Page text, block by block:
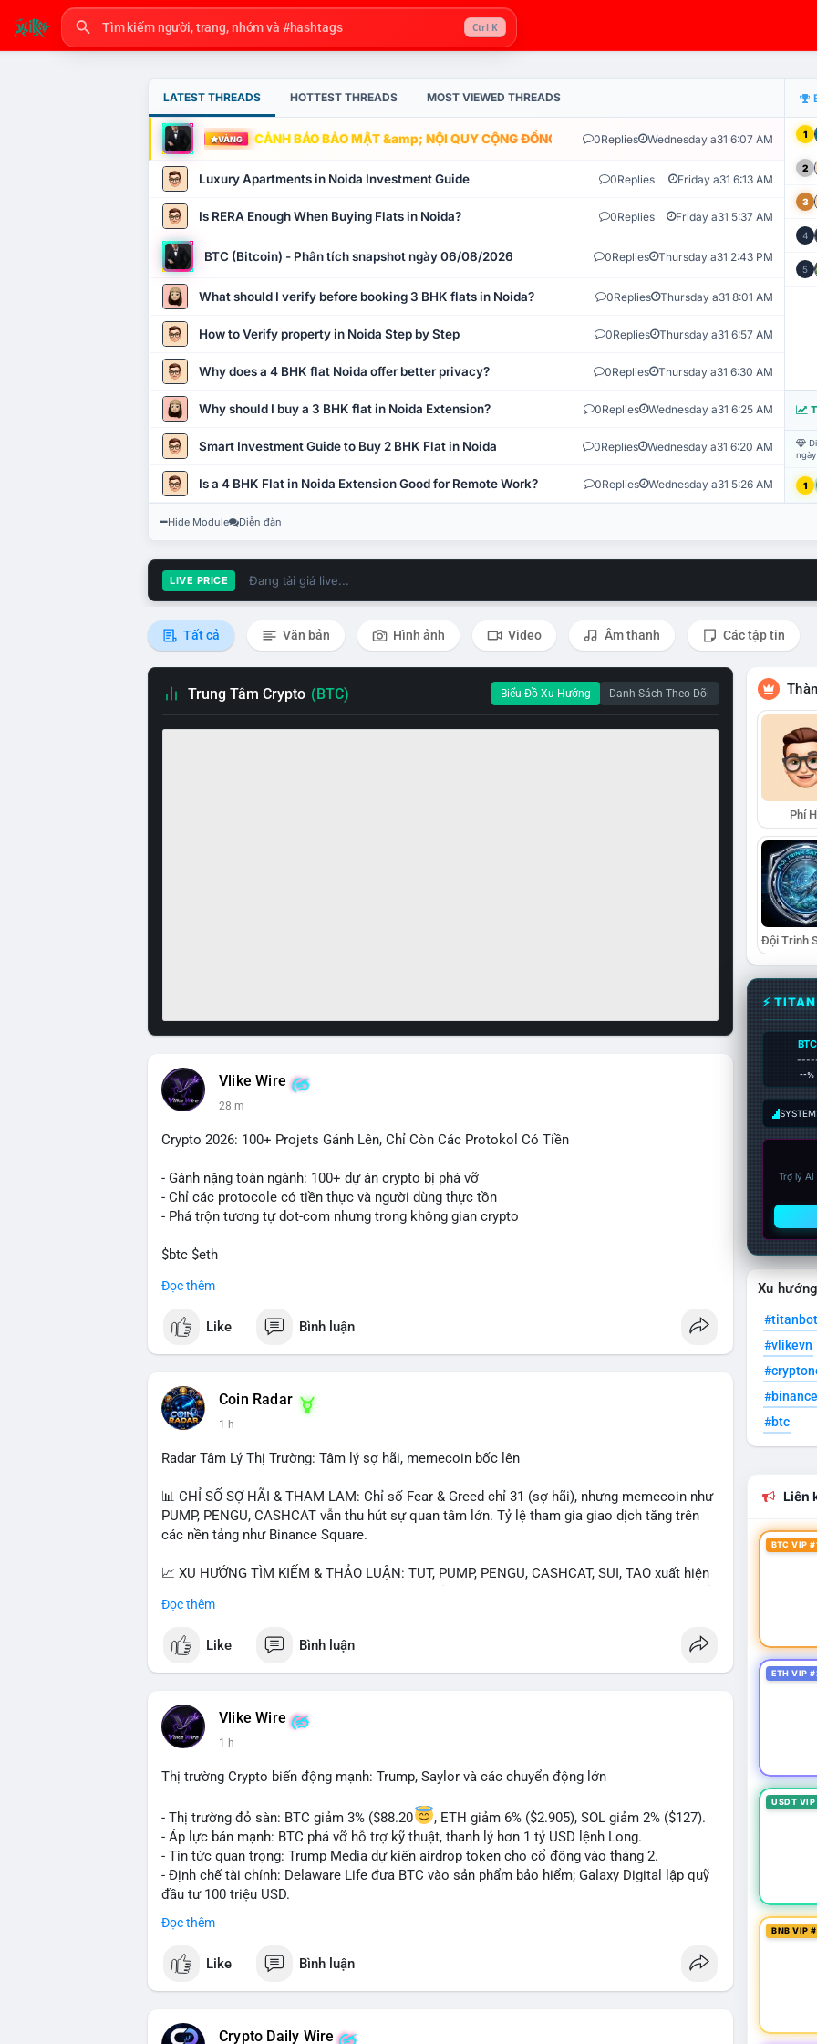
Ctrl K
LATEST THREADS HOTTEST THREADS MOST VIEWED THREADS
VÀNG CẢNH BÁO BẢO MẬT &amp; NỘI QUY CỘNG ĐỒNG VLIKE.VN: HỆ THỐNG GIÁM SÁT TỰ
0Replies Wednesday a31 6:07 AM
Luxury Apartments in Noida Investment Guide 0Replies Friday a31 6:13 AM
Is RERA Enough When Buying Flats in Noida? 0Replies Friday a31 5:37 AM
BTC (Bitcoin) - Phân tích snapshot ngày 06/08/2026 0Replies Thursday a31 2:43 PM
What should I verify before booking 3 BHK flats in Noida? 0Replies Thursday a31 8:01 AM
How to Verify property in Noida Step by Step 0Replies Thursday a31 6:57 AM
Why does a 4 BHK flat Noida offer better privacy? 0Replies Thursday a31 6:30 AM
Why should I buy a 3 BHK flat in Noida Extension? 0Replies Wednesday a31 6:25 AM
Smart Investment Guide to Buy 2 BHK Flat in Noida 0Replies Wednesday a31 6:20 AM
Is a 4 BHK Flat in Noida Extension Good for Remote Work? 0Replies Wednesday a31 5:26 AM
1
2
3
4
5
1
Hide Module Diễn đàn
LIVE PRICE Đang tải giá live...
Tất cả Văn bản Hình ảnh Video Âm thanh Các tập tin
Trung Tâm Crypto (BTC) Biểu Đồ Xu Hướng Danh Sách Theo Dõi
Vlike Wire
28 m
Crypto 2026: 100+ Projets Gánh Lên, Chỉ Còn Các Protokol Có Tiền
- Gánh nặng toàn ngành: 100+ dự án crypto bị phá vỡ
- Chỉ các protocole có tiền thực và người dùng thực tồn
- Phá trộn tương tự dot-com nhưng trong không gian crypto
$btc $eth
#vlikevn
📰 Nguồn: CoinDesk
Đọc thêm
Like Bình luận
Coin Radar
1 h
Radar Tâm Lý Thị Trường: Tâm lý sợ hãi, memecoin bốc lên
📊 CHỈ SỐ SỢ HÃI & THAM LAM: Chỉ số Fear & Greed chỉ 31 (sợ hãi), nhưng memecoin như
PUMP, PENGU, CASHCAT vẫn thu hút sự quan tâm lớn. Tỷ lệ tham gia giao dịch tăng trên
các nền tảng như Binance Square.
📈 XU HƯỚNG TÌM KIẾM & THẢO LUẬN: TUT, PUMP, PENGU, CASHCAT, SUI, TAO xuất hiện
đề hấp dẫn. Bàn tán về SPCX và SAGA cũng hấp dẫn.
💬 DÒNG CHẢY TIN TỨC & TRUYỀN THÔNG: Bàn tán về "long SAGA", "short SPCX", và "đã
ngồi ăn ở khách sạn 5*" (từ bài đăng Binance Square). Tin tức về BIP-110 Bitcoin và SKR
💡 NHẬN ĐỊNH & KHUYẾN NGHỊ: Tâm lý thị trường phân cực. Sợ hãi do chỉ số thấp nhưng
xu hướng memecoin và tin tức tích cực (BTC ETF, SKR) tạo áp lực lên giá. Rủi ro từ các đề
nhân.
📊 Nguồn: Radar Tâm Lý Thị Trường
Đọc thêm
Like Bình luận
Vlike Wire
1 h
Thị trường Crypto biến động mạnh: Trump, Saylor và các chuyển động lớn
- Thị trường đỏ sàn: BTC giảm 3% ($88.20
, ETH giảm 6% ($2.905), SOL giảm 2% ($127).
- Áp lực bán mạnh: BTC phá vỡ hỗ trợ kỹ thuật, thanh lý hơn 1 tỷ USD lệnh Long.
- Tin tức quan trọng: Trump Media dự kiến airdrop token cho cổ đông vào tháng 2.
- Định chế tài chính: Delaware Life đưa BTC vào sản phẩm bảo hiểm; Galaxy Digital lập quỹ
đầu tư 100 triệu USD.
- Pháp lý: CEO Coinbase thúc đẩy khung pháp lý tại Davos; Bồ Đào Nha chặn Polymarket.
#binancesquare #cryptonews
$btc $eth $sol $xrp
#vlikevn #titanbot
Đọc thêm
Like Bình luận
Crypto Daily Wire
Phí
⚡
BTC
--%
Trợ lý
Xu
#titanbot
#vlikevn
#btc
Liên
BTC VIP
ETH VIP
USDT
BNB VIP